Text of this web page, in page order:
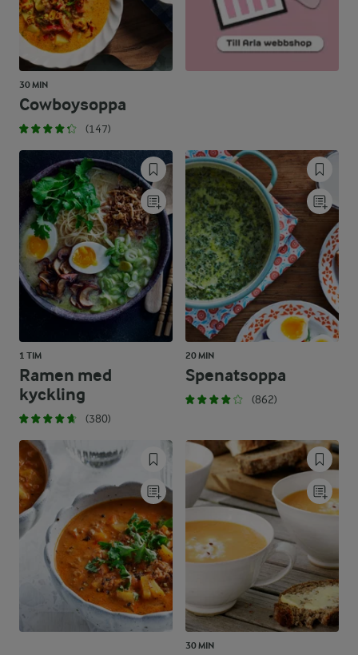
30 MIN
Cowboysoppa
(147)
1 TIM
Ramen med
kyckling
(380)
20 MIN
Spenatsoppa
(862)
30 MIN